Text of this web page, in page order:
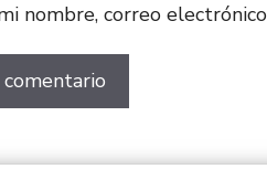
nombre, correo